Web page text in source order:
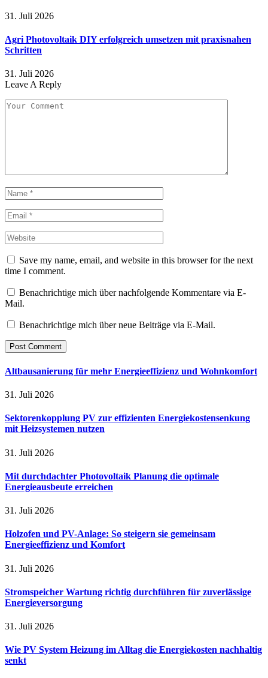
31. Juli 2026
Agri Photovoltaik DIY erfolgreich umsetzen mit praxisnahen
Schritten
31. Juli 2026
Leave A Reply
Save my name, email, and website in this browser for the next
time I comment.
Benachrichtige mich über nachfolgende Kommentare via E-
Mail.
Benachrichtige mich über neue Beiträge via E-Mail.
Altbausanierung für mehr Energieeffizienz und Wohnkomfort
31. Juli 2026
Sektorenkopplung PV zur effizienten Energiekostensenkung
mit Heizsystemen nutzen
31. Juli 2026
Mit durchdachter Photovoltaik Planung die optimale
Energieausbeute erreichen
31. Juli 2026
Holzofen und PV-Anlage: So steigern sie gemeinsam
Energieeffizienz und Komfort
31. Juli 2026
Stromspeicher Wartung richtig durchführen für zuverlässige
Energieversorgung
31. Juli 2026
Wie PV System Heizung im Alltag die Energiekosten nachhaltig
senkt